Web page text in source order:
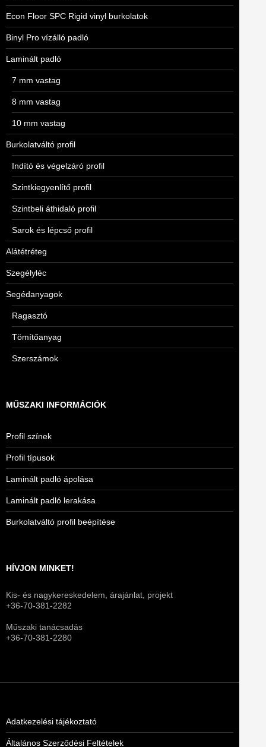
Econ Floor SPC Rigid vinyl burkolatok
Binyl Pro vízálló padló
Laminált padló
7 mm vastag
8 mm vastag
10 mm vastag
Burkolatváltó profil
Indító és végelzáró profil
Szintkiegyenlítő profil
Szintbeli áthidaló profil
Sarok és lépcső profil
Alátétréteg
Szegélyléc
Segédanyagok
Ragasztó
Tömítőanyag
Szerszámok
MŰSZAKI INFORMÁCIÓK
Profil színek
Profil típusok
Laminált padló ápolása
Laminált padló lerakása
Burkolatváltó profil beépítése
HÍVJON MINKET!
Kis- és nagykereskedelem, árajánlat, projekt
+36-70-381-2282
Műszaki tanácsadás
+36-70-381-2280
Adatkezelési tájékoztató
Általános Szerződési Feltételek